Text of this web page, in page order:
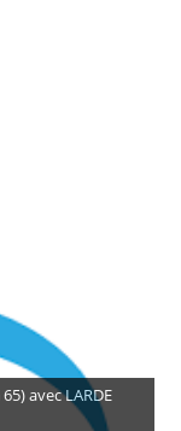
65) avec LARDE